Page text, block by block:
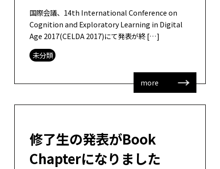
国際会議、14th International Conference on
Cognition and Exploratory Learning in Digital
Age 2017(CELDA 2017)にて発表が終 […]
未分類
more
修了生の発表がBook
Chapterになりました